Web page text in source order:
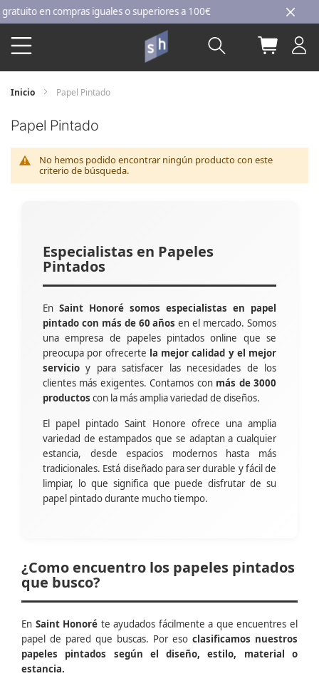
Ir
al
contenido
en compras iguales o superiores a 100€
Buscar Mi
Inicio Papel Pintado
Papel Pintado
No hemos podido encontrar ningún producto con este
criterio de búsqueda.
Especialistas en Papeles
Pintados
En Saint Honoré somos especialistas en papel
pintado con más de 60 años en el mercado. Somos
una empresa de papeles pintados online que se
preocupa por ofrecerte la mejor calidad y el mejor
servicio y para satisfacer las necesidades de los
clientes más exigentes. Contamos con más de 3000
productos con la más amplia variedad de diseños.
El papel pintado Saint Honore ofrece una amplia
variedad de estampados que se adaptan a cualquier
estancia, desde espacios modernos hasta más
tradicionales. Está diseñado para ser durable y fácil de
limpiar, lo que significa que puede disfrutar de su
papel pintado durante mucho tiempo.
¿Como encuentro los papeles pintados
que busco?
En Saint Honoré te ayudados fácilmente a que encuentres el
papel de pared que buscas. Por eso clasificamos nuestros
papeles pintados según el diseño, estilo, material o
estancia.